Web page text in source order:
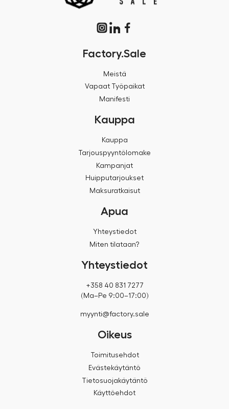
Factory.Sale
Meistä
Vapaat Työpaikat
Manifesti
Kauppa
Kauppa
Tarjouspyyntölomake
Kampanjat
Huipputarjoukset
Maksuratkaisut
Apua
Yhteystiedot
Miten tilataan?
Yhteystiedot
+358 40 831 7277
(Ma–Pe 9:00–17:00)
myynti@factory.sale
Oikeus
Toimitusehdot
Evästekäytäntö
Tietosuojakäytäntö
Käyttöehdot